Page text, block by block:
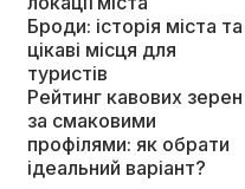
Броди: історія міста та
цікаві місця для
туристів
Рейтинг кавових зерен
за смаковими
профілями: як обрати
ідеальний варіант?